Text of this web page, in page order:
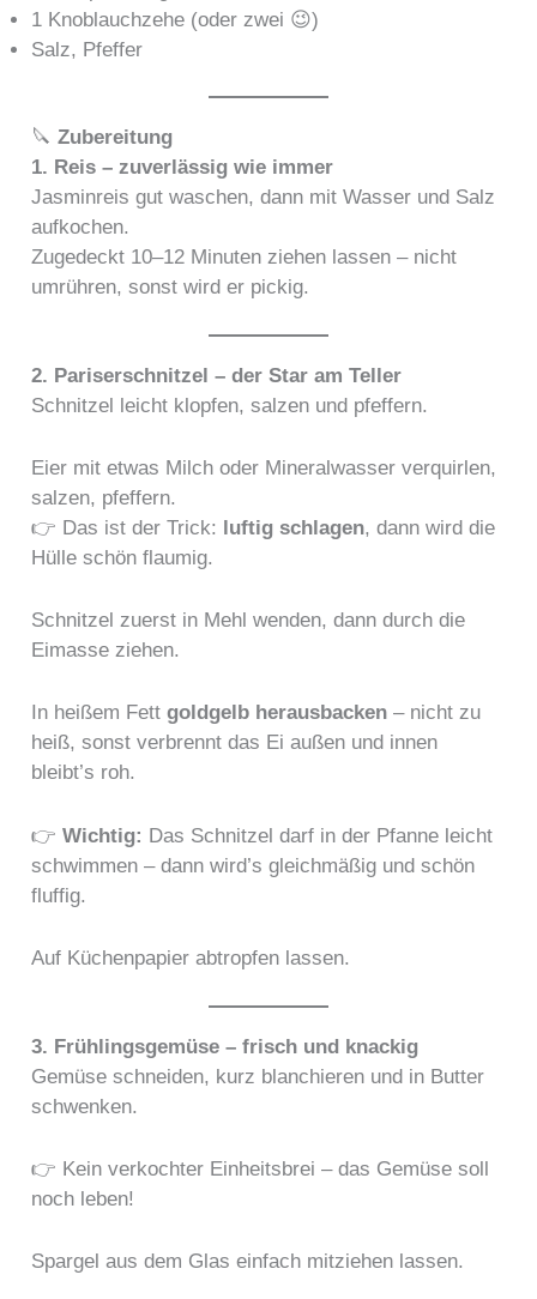
1 Knoblauchzehe (oder zwei 😉)
Salz, Pfeffer
🔪Zubereitung
1. Reis – zuverlässig wie immer
Jasminreis gut waschen, dann mit Wasser und Salz
aufkochen.
Zugedeckt 10–12 Minuten ziehen lassen – nicht
umrühren, sonst wird er pickig.
2. Pariserschnitzel – der Star am Teller
Schnitzel leicht klopfen, salzen und pfeffern.
Eier mit etwas Milch oder Mineralwasser verquirlen,
salzen, pfeffern.
👉 Das ist der Trick: luftig schlagen, dann wird die
Hülle schön flaumig.
Schnitzel zuerst in Mehl wenden, dann durch die
Eimasse ziehen.
In heißem Fettgoldgelb herausbacken – nicht zu
heiß, sonst verbrennt das Ei außen und innen
bleibt’s roh.
👉Wichtig: Das Schnitzel darf in der Pfanne leicht
schwimmen – dann wird’s gleichmäßig und schön
fluffig.
Auf Küchenpapier abtropfen lassen.
3. Frühlingsgemüse – frisch und knackig
Gemüse schneiden, kurz blanchieren und in Butter
schwenken.
👉 Kein verkochter Einheitsbrei – das Gemüse soll
noch leben!
Spargel aus dem Glas einfach mitziehen lassen.